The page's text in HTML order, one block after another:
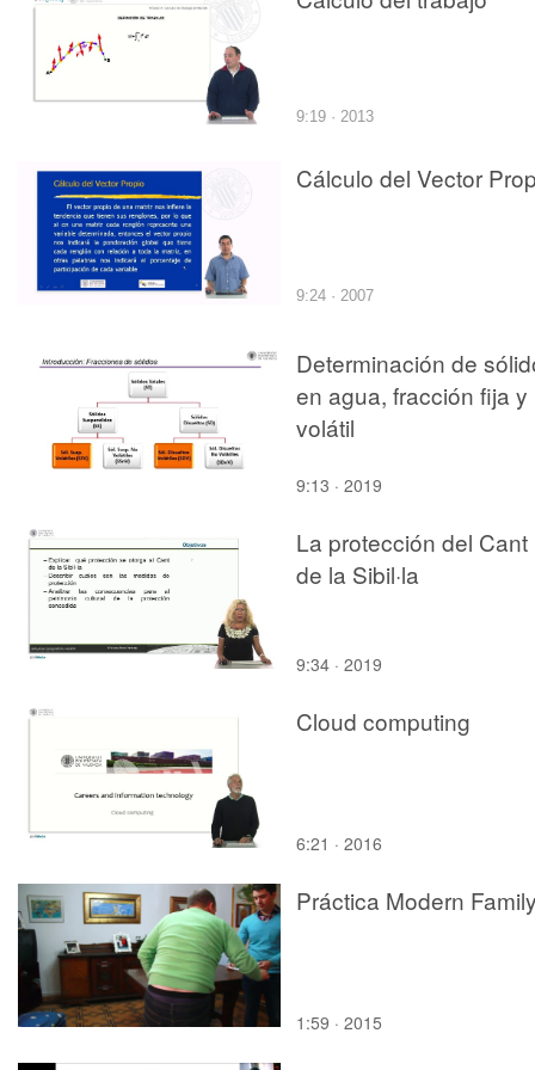
9:19 · 2013
Cálculo del Vector
9:24 · 2007
Determinación de
en agua, fracción fija y
volátil
9:13 · 2019
La protección del Cant
de la Sibil·la
9:34 · 2019
Cloud computing
6:21 · 2016
Práctica Modern
1:59 · 2015